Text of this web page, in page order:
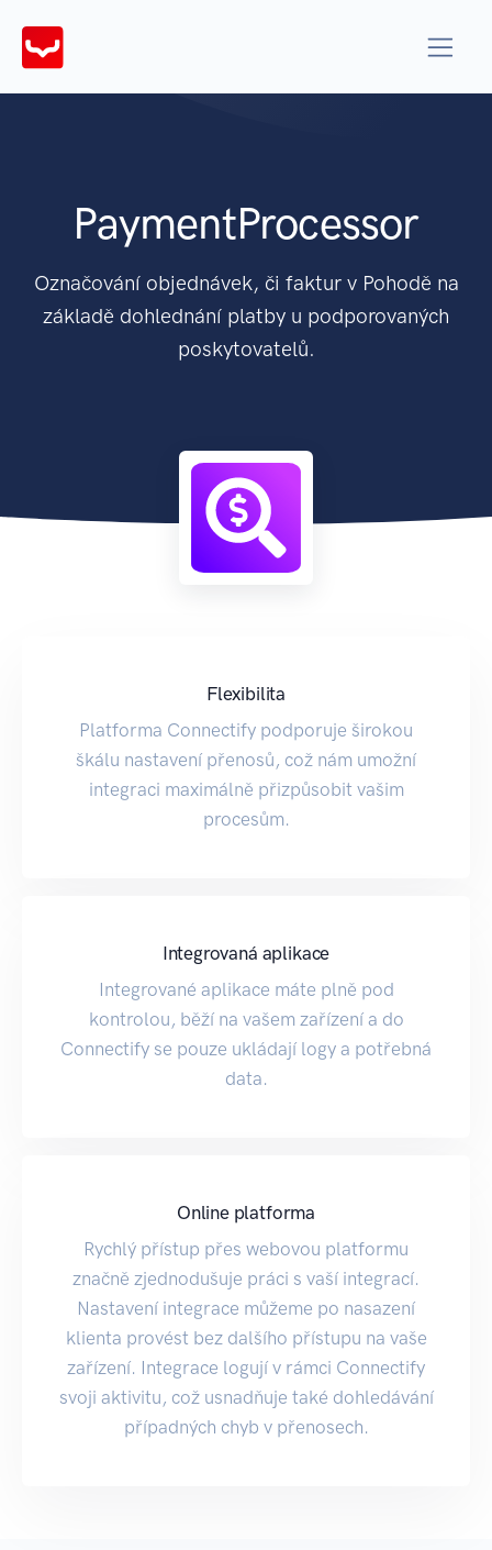
PaymentProcessor
Označování objednávek, či faktur v Pohodě na
základě dohlednání platby u podporovaných
poskytovatelů.
Flexibilita
Platforma Connectify podporuje širokou
škálu nastavení přenosů, což nám umožní
integraci maximálně přizpůsobit vašim
procesům.
Integrovaná aplikace
Integrované aplikace máte plně pod
kontrolou, běží na vašem zařízení a do
Connectify se pouze ukládají logy a potřebná
data.
Online platforma
Rychlý přístup přes webovou platformu
značně zjednodušuje práci s vaší integrací.
Nastavení integrace můžeme po nasazení
klienta provést bez dalšího přístupu na vaše
zařízení. Integrace logují v rámci Connectify
svoji aktivitu, což usnadňuje také dohledávání
případných chyb v přenosech.